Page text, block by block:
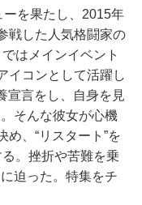
を果たし、2015年
戦した人気格闘家の
はメインイベント
イコンとして活躍し
宣言をし、自身を見
そんな彼女が心機
、“リスタート”を
。挫折や苦難を乗
迫った。特集をチ